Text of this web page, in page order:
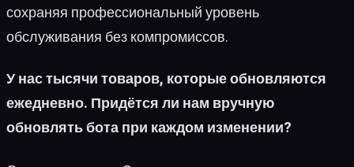
сохраняя профессиональный уровень
обслуживания без компромиссов.
У нас тысячи товаров, которые обновляются
ежедневно. Придётся ли нам вручную
обновлять бота при каждом изменении?